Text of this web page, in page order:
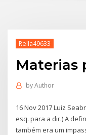
Rella49633
Materias
byAuthor
16 Nov 2017 Luiz
esq. para a dir.) A
também era um